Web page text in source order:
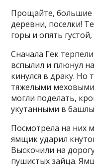
Прощайте, большие
деревни, поселки!
горы и опять
Сначала Гек
вспылил и плюнул
кинулся в драку. Но
тяжелыми меховыми
могли поделать,
укутанными в
Посмотрела на них
ямщик ударил
Выскочили на
пушистых зайца.